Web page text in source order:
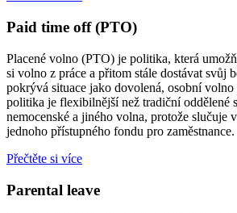
Paid time off (PTO)
Placené volno (PTO) je politika, která
si volno z práce a přitom stále dostávat svůj
pokrývá situace jako dovolená, osobní volno
politika je flexibilnější než tradiční oddělené
nemocenské a jiného volna, protože slučuje
jednoho přístupného fondu pro zaměstnance.
Přečtěte si více
Parental leave